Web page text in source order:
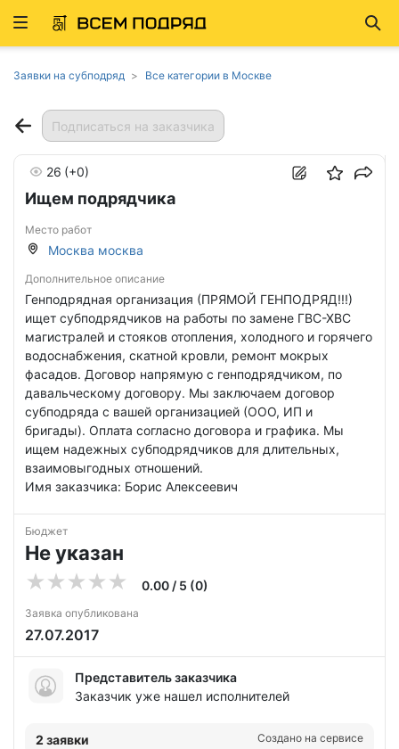
Развернуть
Заявки на субподряд Все категории в Москве
Подписаться на заказчика
Ищем подрядчика
26 (+0)
Место работ
Москва москва
Дополнительное описание
Генподрядная организация (ПРЯМОЙ ГЕНПОДРЯД!!!)
ищет субподрядчиков на работы по замене ГВС-ХВС
магистралей и стояков отопления, холодного и горячего
водоснабжения, скатной кровли, ремонт мокрых
фасадов. Договор напрямую с генподрядчиком, по
давальческому договору. Мы заключаем договор
субподряда с вашей организацией (ООО, ИП и
бригады). Оплата согласно договора и графика. Мы
ищем надежных субподрядчиков для длительных,
взаимовыгодных отношений.
Имя заказчика: Борис Алексеевич
Бюджет
Не указан
0.00 / 5 (0)
Заявка опубликована
27.07.2017
Представитель заказчика
Заказчик уже нашел исполнителей
2 заявки Создано на сервисе